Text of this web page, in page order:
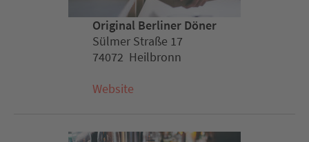
Original Berliner Döner
Sülmer Straße 17
74072 Heilbronn
Website